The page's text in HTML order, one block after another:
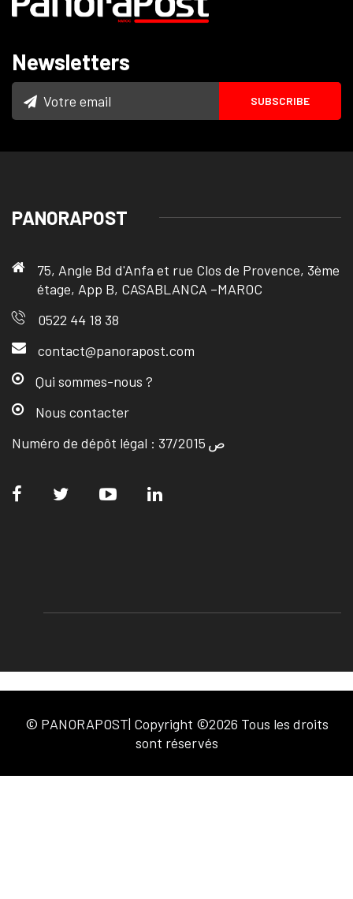
Newsletters
PANORAPOST
75, Angle Bd d'Anfa et rue Clos de Provence, 3ème
étage, App B, CASABLANCA –MAROC
0522 44 18 38
contact@panorapost.com
Qui sommes-nous ?
Nous contacter
Numéro de dépôt légal : ص 37/2015
© PANORAPOST| Copyright ©2026 Tous les droits
sont réservés